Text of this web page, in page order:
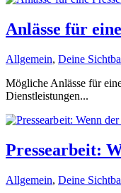
Anlässe für
Allgemein, Deine
Mögliche Anlässe für
Dienstleistungen...
Pressearbeit:
Allgemein, Deine